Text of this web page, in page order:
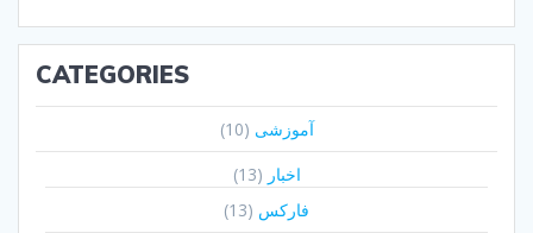
CATEGORIES
آموزشی (10)
اخبار (13)
فارکس (13)